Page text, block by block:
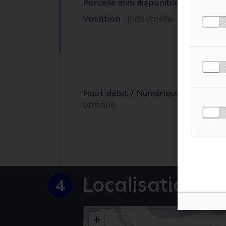
NUMÉRO DE
J'ACCEPTE LA
Parcelle mini disponible :
Vocation : Industrielle
Haut débit / Numérique :
optique
4 Localisation
+